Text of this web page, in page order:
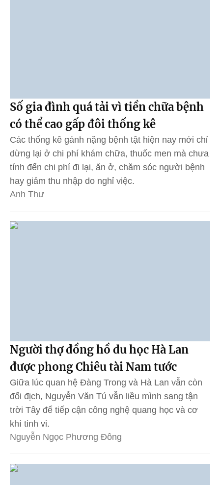
Số gia đình quá tải vì tiền chữa bệnh
có thể cao gấp đôi thống kê
Các thống kê gánh nặng bệnh tật hiện nay mới chỉ
dừng lại ở chi phí khám chữa, thuốc men mà chưa
tính đến chi phí đi lại, ăn ở, chăm sóc người bệnh
hay giảm thu nhập do nghỉ việc.
Anh Thư
Người thợ đồng hồ du học Hà Lan
được phong Chiêu tài Nam tước
Giữa lúc quan hệ Đàng Trong và Hà Lan vẫn còn
đối địch, Nguyễn Văn Tú vẫn liều mình sang tận
trời Tây để tiếp cận công nghệ quang học và cơ
khí tinh vi.
Nguyễn Ngọc Phương Đông